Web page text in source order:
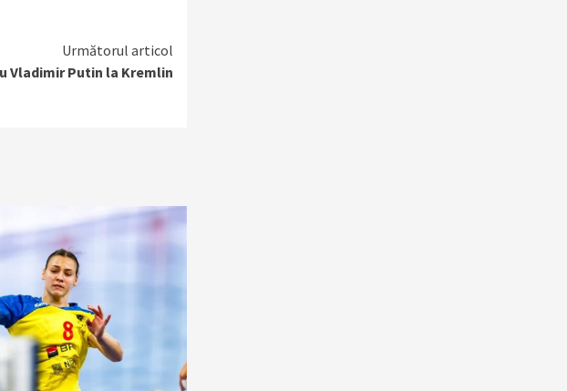
Următorul articol
Vladimir Putin la Kremlin